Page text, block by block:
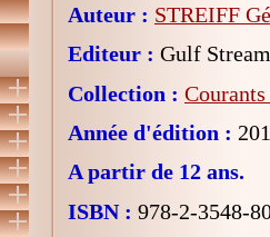
Auteur : STREIFF
Editeur : Gulf Stream
Collection :
Année d'édition :
A partir de 12 ans.
ISBN : 978-2-3548-